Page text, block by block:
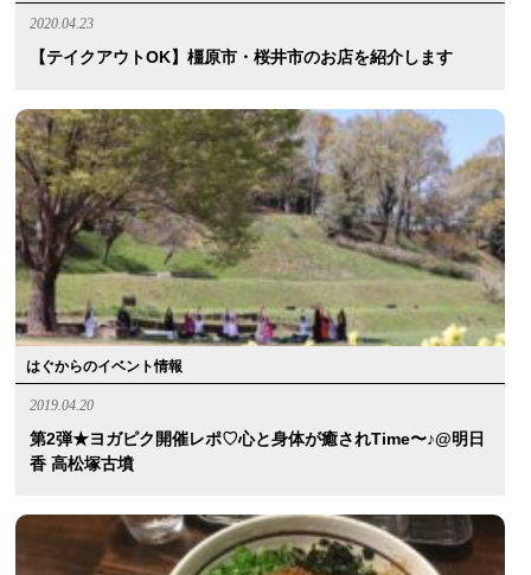
2020.04.23
【テイクアウトOK】橿原市・桜井市のお店を紹介します
はぐからのイベント情報
2019.04.20
第2弾★ヨガピク開催レポ♡心と身体が癒されtime〜♪@明日
香 高松塚古墳